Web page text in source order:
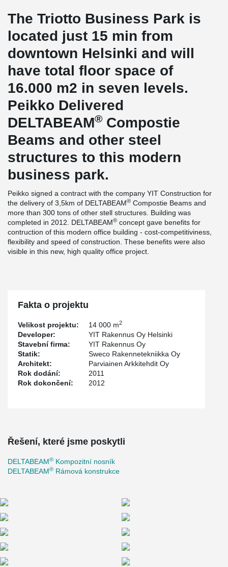
The Triotto Business Park is
located just 15 min from
downtown Helsinki and will
have total floor space of
16.000 m2 in seven levels.
Peikko Delivered
DELTABEAM® Compostie
Beams and other steel
structures to this modern
business park.
Peikko signed a contract with the company YIT Construction for
the delivery of 3,5km of DELTABEAM® Compostie Beams and
more than 300 tons of other stell structures. Building was
completed in 2012. DELTABEAM® concept gave benefits for
contruction of this modern office building - cost-competitiviness,
flexibility and speed of construction. These benefits were also
visible in this new, high quality office project.
Fakta o projektu
Velikost projektu: 14 000 m2
Developer:
YIT Rakennus Oy Helsinki
Stavební firma:
YIT Rakennus Oy
Statik:
Sweco Rakennetekniikka Oy
Architekt:
Parviainen Arkkitehdit Oy
Rok dodání:
2011
Rok dokončení:
2012
Řešení, které jsme poskytli
DELTABEAM® Kompozitní nosník
DELTABEAM® Rámová konstrukce